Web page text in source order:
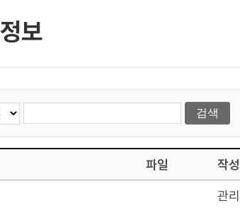
보
파일 작
관